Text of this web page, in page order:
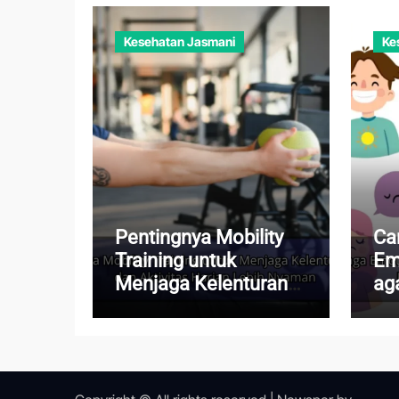
Kesehatan Jasmani
Pentingnya Mobility
Training untuk
Menjaga Kelenturan